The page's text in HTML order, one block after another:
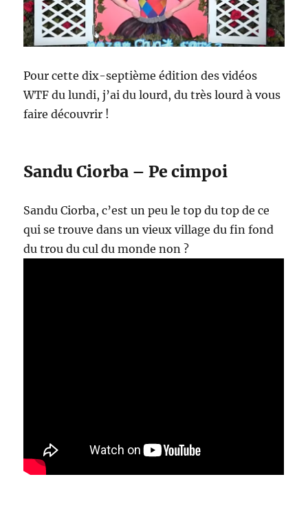
Pour cette dix-septième édition des vidéos
WTF du lundi, j’ai du lourd, du très lourd à vous
faire découvrir !
Sandu Ciorba – Pe cimpoi
Sandu Ciorba, c’est un peu le top du top de ce
qui se trouve dans un vieux village du fin fond
du trou du cul du monde non ?